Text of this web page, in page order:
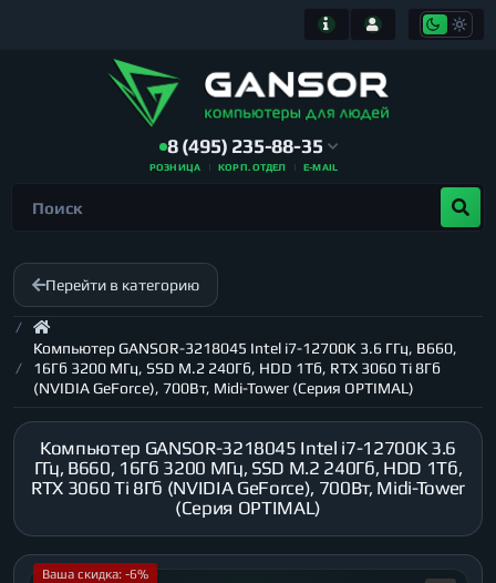
8 (495) 235-88-35
РОЗНИЦА КОРП. ОТДЕЛ E-MAIL
Перейти в категорию
Компьютер GANSOR-3218045 Intel i7-12700K 3.6 ГГц, B660,
16Гб 3200 МГц, SSD M.2 240Гб, HDD 1Тб, RTX 3060 Ti 8Гб
(NVIDIA GeForce), 700Вт, Midi-Tower (Серия OPTIMAL)
Компьютер GANSOR-3218045 Intel i7-12700K 3.6
ГГц, B660, 16Гб 3200 МГц, SSD M.2 240Гб, HDD 1Тб,
RTX 3060 Ti 8Гб (NVIDIA GeForce), 700Вт, Midi-Tower
(Серия OPTIMAL)
Ваша скидка: -6%